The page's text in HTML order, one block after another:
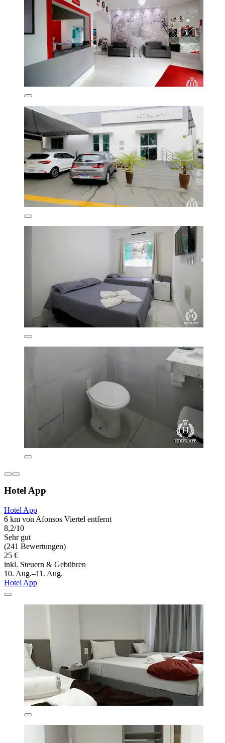
Hotel App
Hotel App
6 km von Afonsos Viertel entfernt
8,2/10
Sehr gut
(241 Bewertungen)
25 €
inkl. Steuern & Gebühren
10. Aug.–11. Aug.
Hotel App